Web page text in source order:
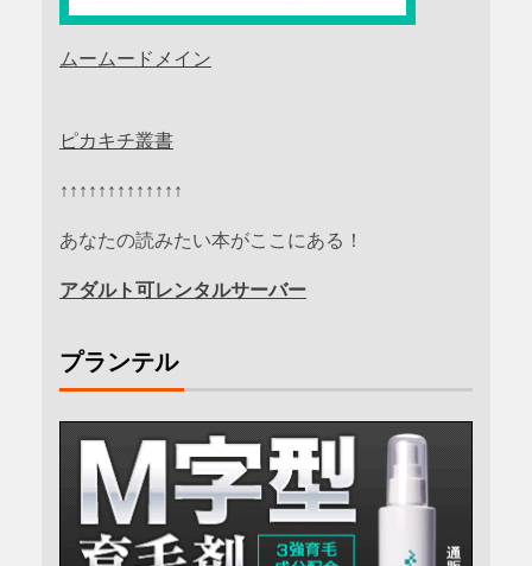
ムームードメイン
ピカキチ叢書
↑↑↑↑↑↑↑↑↑↑↑↑↑
あなたの読みたい本がここにある！
アダルト可レンタルサーバー
プランテル